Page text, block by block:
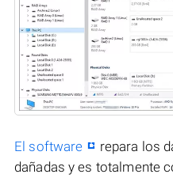
El software
repara los
dañadas y es totalmente